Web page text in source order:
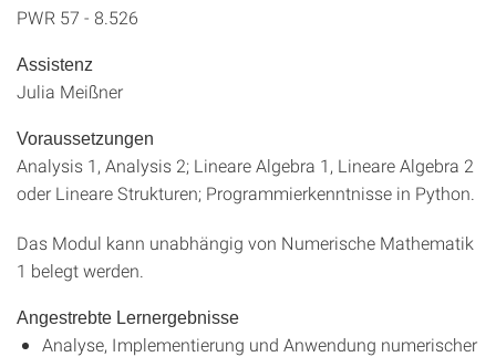
PWR 57 - 8.526
Assistenz
Julia Meißner
Voraussetzungen
Analysis 1, Analysis 2; Lineare Algebra 1, Lineare Algebra 2
oder Lineare Strukturen; Programmierkenntnisse in Python.
Das Modul kann unabhängig von Numerische Mathematik
1 belegt werden.
Angestrebte Lernergebnisse
Analyse, Implementierung und Anwendung numerischer